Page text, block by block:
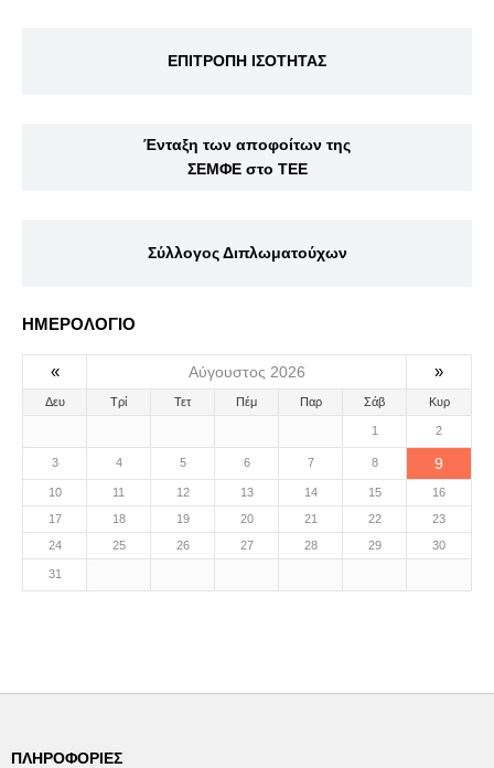
ΕΠΙΤΡΟΠΗ ΙΣΟΤΗΤΑΣ
Ένταξη των αποφοίτων της
ΣΕΜΦΕ στο ΤΕΕ
Σύλλογος Διπλωματούχων
ΗΜΕΡΟΛΟΓΙΟ
« Αύγουστος 2026 »
Δευ Τρί Τετ Πέμ Παρ Σάβ Κυρ
1 2
3 4 5 6 7 8 9
10 11 12 13 14 15
16
17
18 19 20 21 22
23
24
25 26 27 28 29 30
31
ΠΛΗΡΟΦΟΡΊΕΣ